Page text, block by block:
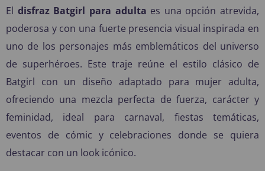
El disfraz Batgirl para adulta es una opción atrevida,
poderosa y con una fuerte presencia visual inspirada en
uno de los personajes más emblemáticos del universo
de superhéroes. Este traje reúne el estilo clásico de
Batgirl con un diseño adaptado para mujer adulta,
ofreciendo una mezcla perfecta de fuerza, carácter y
feminidad, ideal para carnaval, fiestas temáticas,
eventos de cómic y celebraciones donde se quiera
destacar con un look icónico.